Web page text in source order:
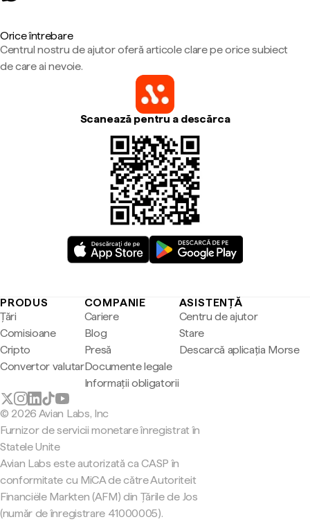
Orice întrebare
Centrul nostru de ajutor oferă articole clare pe orice subiect
de care ai nevoie.
Scanează pentru a descărca
PRODUS
Țări
Comisioane
Cripto
Convertor valutar
COMPANIE
Cariere
Blog
Presă
Documente legale
Informații obligatorii
ASISTENȚĂ
Centru de ajutor
Stare
Descarcă aplicația Morse
© 2026 Avian Labs, Inc
Furnizor de servicii monetare înregistrat în
Statele Unite
Avian Labs este autorizată ca CASP în
conformitate cu MiCA de către Autoriteit
Financiële Markten (AFM) din Țările de Jos
(număr de înregistrare 41000005).